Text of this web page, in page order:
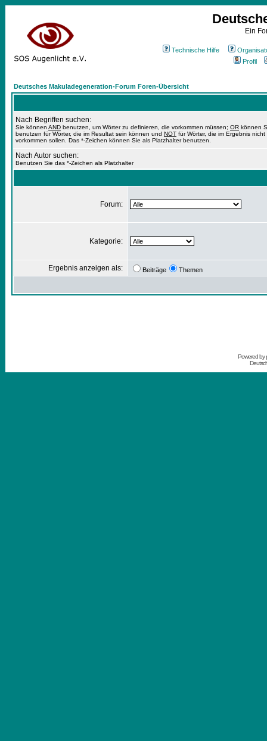
Ein
Technische Hilfe
Profil
Deutsches Makuladegeneration-Forum Foren-Übersicht
Nach Begriffen suchen:
Sie können AND benutzen, um Wörter zu definieren, die vorkommen müssen; OR können
benutzen für Wörter, die im Resultat sein können und NOT für Wörter, die im Ergebnis nicht
vorkommen sollen. Das *-Zeichen können Sie als Platzhalter benutzen.
Nach Autor suchen:
Benutzen Sie das *-Zeichen als Platzhalter
Forum:
Kategorie:
Ergebnis anzeigen als: Beiträge Themen
Powered by